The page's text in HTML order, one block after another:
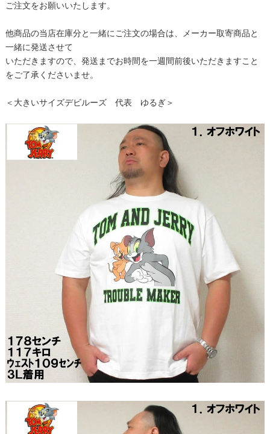
ご注文をお願いいたします。
他商品の当店在庫分と一緒にご注文の場合は、メーカー取寄商品と
一緒に発送させて
いただきますので、発送までお時間を一週間前後いただきますこと
をご了承くださいませ。
＜大きいサイズデビルーズ 代表 ゆるぎ＞